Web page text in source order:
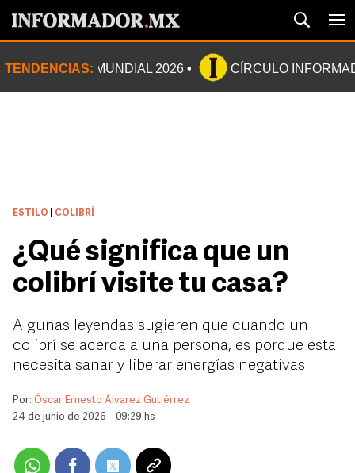
TENDENCIAS: MUNDIAL 2026 CÍRCULO
ESTILO COLIBRÍ
¿Qué significa que un
colibrí visite tu casa?
Algunas leyendas sugieren que cuando un
colibrí se acerca a una persona, es porque esta
necesita sanar y liberar energías negativas
Por: Óscar Ernesto Álvarez Gutiérrez
24 de junio de 2026 - 09:29 hs